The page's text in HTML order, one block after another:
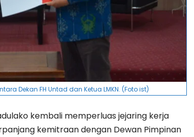
Dekan FH Untad dan Ketua LMKN. (Foto ist)
kembali memperluas jejaring kerja
kemitraan dengan Dewan Pimpinan